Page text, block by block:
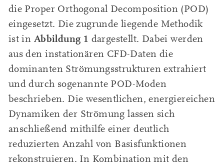
die Proper Orthogonal Decomposition (POD)
eingesetzt. Die zugrunde liegende Methodik
ist in Abbildung 1 dargestellt. Dabei werden
aus den instationären CFD-Daten die
dominanten Strömungsstrukturen extrahiert
und durch sogenannte POD-Moden
beschrieben. Die wesentlichen, energiereichen
Dynamiken der Strömung lassen sich
anschließend mithilfe einer deutlich
reduzierten Anzahl von Basisfunktionen
rekonstruieren. In Kombination mit den